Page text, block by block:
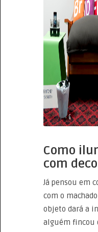
Como
com
Já pensou em
com o
objeto dará a
alguém fincou